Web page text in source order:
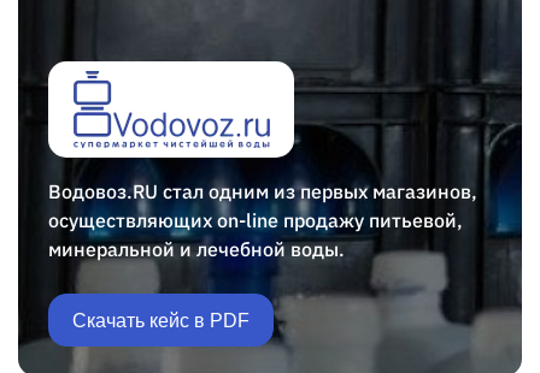
Водовоз.RU стал одним из первых магазинов,
осуществляющих on-line продажу питьевой,
минеральной и лечебной воды.
Скачать кейс в PDF